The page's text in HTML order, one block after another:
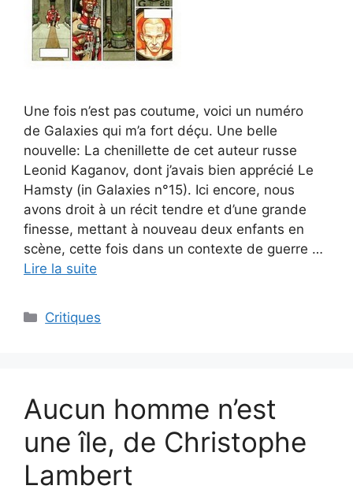
Une fois n’est pas coutume, voici un numéro
de Galaxies qui m’a fort déçu. Une belle
nouvelle: La chenillette de cet auteur russe
Leonid Kaganov, dont j’avais bien apprécié Le
Hamsty (in Galaxies n°15). Ici encore, nous
avons droit à un récit tendre et d’une grande
finesse, mettant à nouveau deux enfants en
scène, cette fois dans un contexte de guerre …
Lire la suite
Critiques
Aucun homme n’est
une île, de Christophe
Lambert